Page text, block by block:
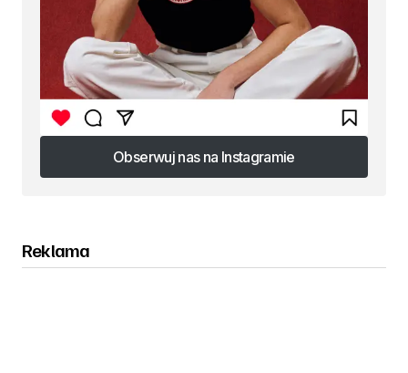
Obserwuj nas na Instagramie
Obserwuj nas na Instagramie
Reklama